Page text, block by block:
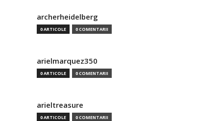
archerheidelberg
0 ARTICOLE 0 COMENTARII
arielmarquez350
0 ARTICOLE 0 COMENTARII
arieltreasure
0 ARTICOLE 0 COMENTARII